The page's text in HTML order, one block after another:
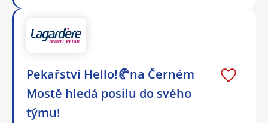
Pekařství Hello!🥐na Černém
Mostě hledá posilu do svého
týmu!